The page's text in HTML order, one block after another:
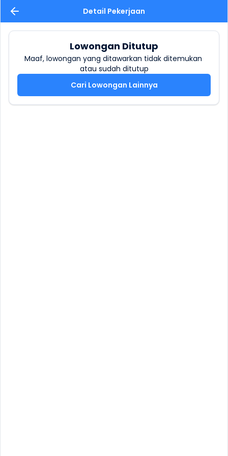
Detail Pekerjaan
Lowongan Ditutup
Maaf, lowongan yang ditawarkan tidak ditemukan
atau sudah ditutup
Cari Lowongan Lainnya